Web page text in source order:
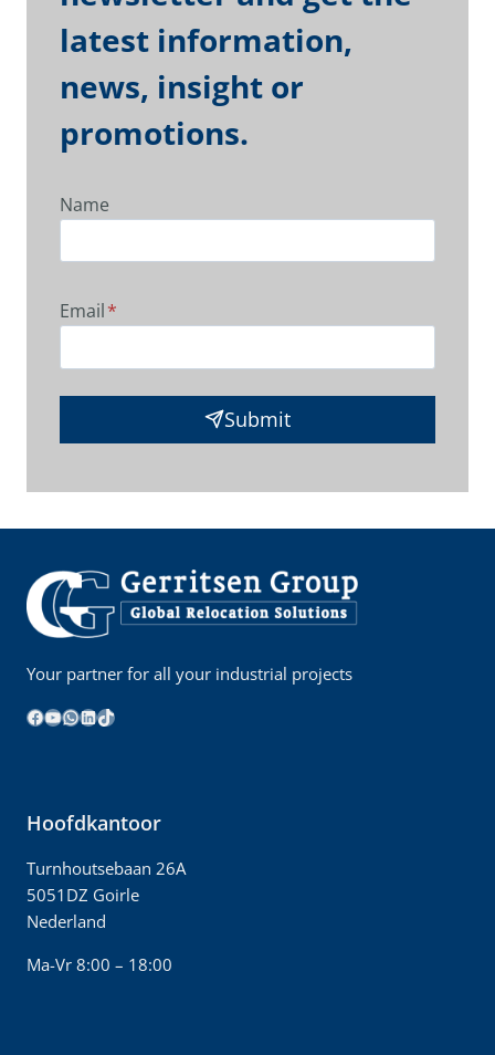
latest information,
news, insight or
promotions.
Name
Email*
Submit
Your partner for all your industrial projects
Facebook
YouTube
WhatsApp
LinkedIn
TikTok
Hoofdkantoor
Turnhoutsebaan 26A
5051DZ Goirle
Nederland
Ma-Vr 8:00 – 18:00